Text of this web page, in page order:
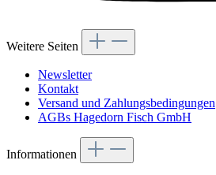
Weitere Seiten
Newsletter
Kontakt
Versand und Zahlungsbedingungen
AGBs Hagedorn Fisch GmbH
Informationen